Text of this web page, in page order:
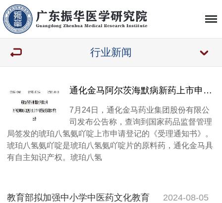
行业新闻
通化金马阿尔茨海默病新药上市申请获受理
7月24日，通化金马药业集团股份有限公
司发布公告称，查询到国家药品监督管理
局签发的琥珀八氢氨吖啶上市申请登记的《受理通知书》。
琥珀八氢氨吖啶是琥珀八氢氨吖啶片的原料药，通化金马具
有自主知识产权。琥珀八氢
教育部拟加强中小学中医药文化教育 2024-08-05